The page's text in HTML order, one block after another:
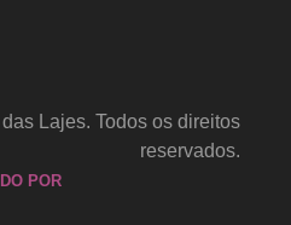
Lajes. Todos os direitos
reservados.
POR